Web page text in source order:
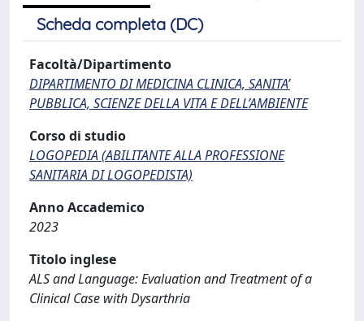
Scheda completa (DC)
Facoltà/Dipartimento
DIPARTIMENTO DI MEDICINA CLINICA, SANITA’
PUBBLICA, SCIENZE DELLA VITA E DELL’AMBIENTE
Corso di studio
LOGOPEDIA (ABILITANTE ALLA PROFESSIONE
SANITARIA DI LOGOPEDISTA)
Anno Accademico
2023
Titolo inglese
ALS and Language: Evaluation and Treatment of a
Clinical Case with Dysarthria